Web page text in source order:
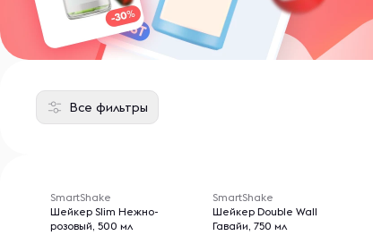
Все фильтры
SmartShake
Шейкер Slim Нежно-
розовый, 500 мл
SmartShake
Шейкер Double Wall
Гавайи, 750 мл